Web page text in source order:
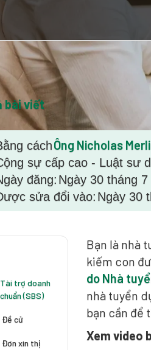
bài viết
cáchÔng Nicholas
sự cấp cao - Luật sư
đăng: Ngày 30 tháng
sửa đổi vào: Ngày 30
Tài trợ doanh
(SBS)
Đề cử
Đơn xin thị
Bạn là nhà
kiếm con
do Nhà
nhà tuyển
bạn cần để
Xem video